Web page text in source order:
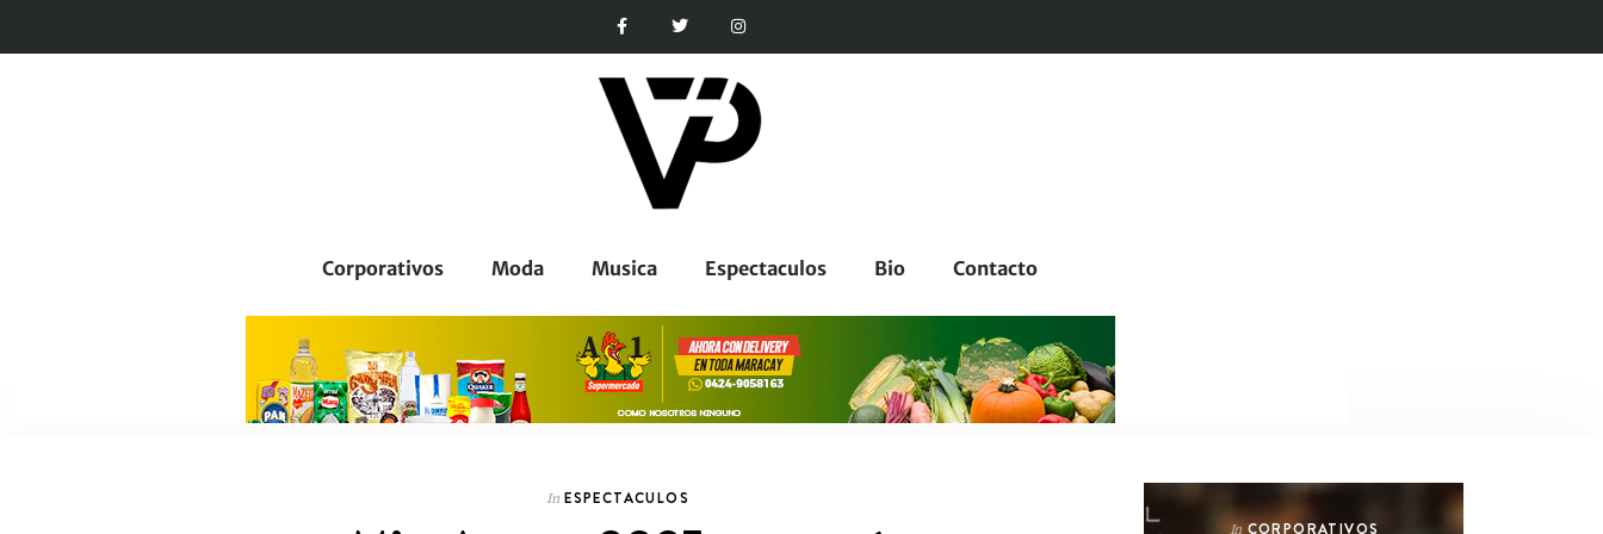
Corporativos Moda Musica Espectaculos Bio Contacto
In ESPECTACULOS
ESPECTACULOS In CORPORATIVOS